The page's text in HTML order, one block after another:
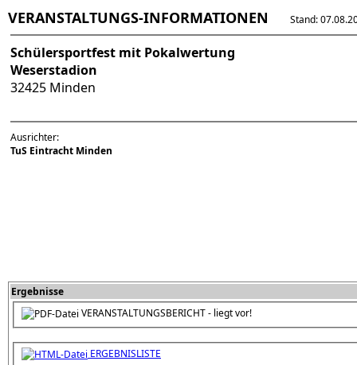
VERANSTALTUNGS-INFORMATIONEN Stand:
Schülersportfest mit Pokalwertung
Weserstadion
32425 Minden
Ausrichter:
TuS Eintracht Minden
Ergebnisse
VERANSTALTUNGSBERICHT - liegt vor!
ERGEBNISLISTE